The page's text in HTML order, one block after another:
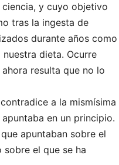
y cuyo objetivo
tras la ingesta de
durante años como
dieta. Ocurre
resulta que no lo
a la mismísima
en un principio.
apuntaban sobre el
el que se ha